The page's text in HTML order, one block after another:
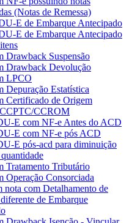
(Notas de Remessa)
E de Embarque Antecipado
E de Embarque Antecipado
Drawback Suspensão
Drawback Devolução
LPCO
Depuração Estatística
Certificado de Origem
CCROM
E com NF-e Antes do ACD
E com NF-e pós ACD
E pós-acd para diminuição
Tratamento Tributário
Operação Consorciada
nota com Detalhamento de
de Embarque